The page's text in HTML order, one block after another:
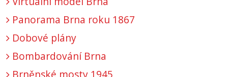
Panorama Brna roku 1867
Dobové plány
Bombardování Brna